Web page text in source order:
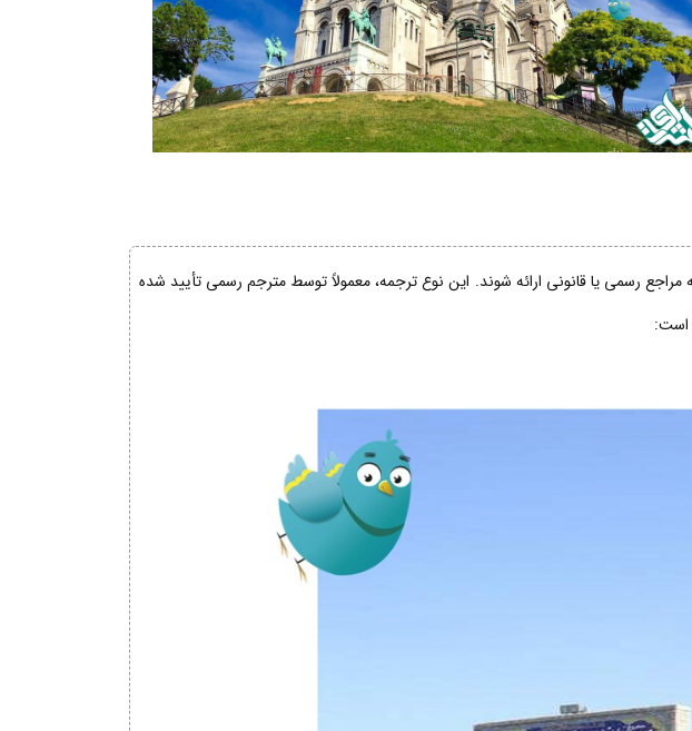
رسمی یا قانونی ارائه شوند. این نوع ترجمه، معمولاً توسط مترجم رسمی تأیید شده
است: